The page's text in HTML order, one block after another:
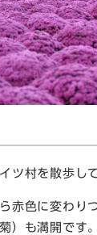
ツ村を散歩し
赤色に変わり
）も満開です。